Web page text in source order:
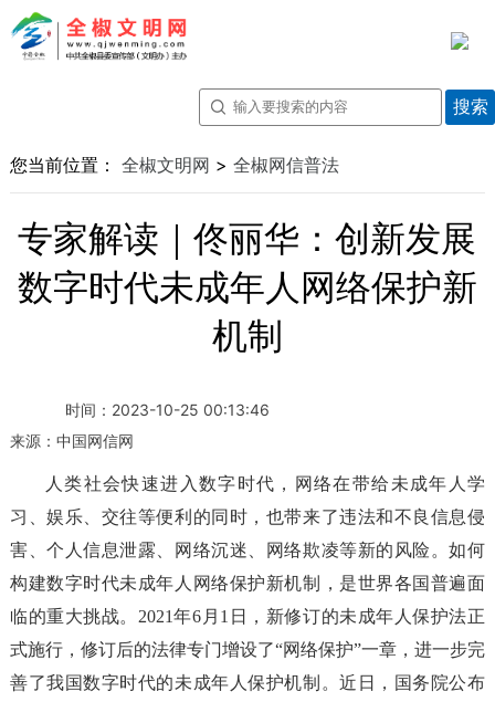
您当前位置： 全椒文明网 > 全椒网信普法
专家解读｜佟丽华：创新发展
数字时代未成年人网络保护新
机制
时间： 2023-10-25 00:13:46
来源： 中国网信网
人类社会快速进入数字时代，网络在带给未成年人学
习、娱乐、交往等便利的同时，也带来了违法和不良信息侵
害、个人信息泄露、网络沉迷、网络欺凌等新的风险。如何
构建数字时代未成年人网络保护新机制，是世界各国普遍面
临的重大挑战。2021年6月1日，新修订的未成年人保护法正
式施行，修订后的法律专门增设了“网络保护”一章，进一步完
善了我国数字时代的未成年人保护机制。近日，国务院公布